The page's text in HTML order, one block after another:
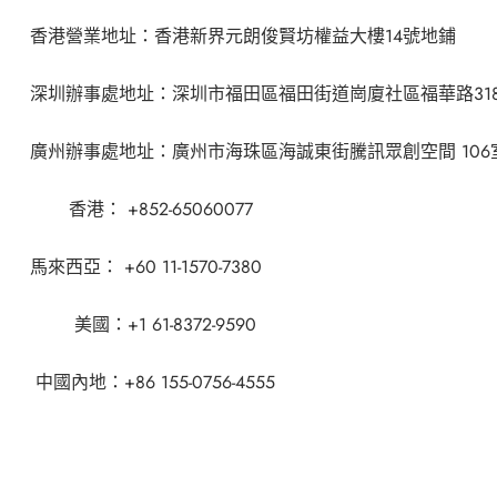
香港營業地址：香港新界元朗俊賢坊權益大樓14號地鋪
深圳辦事處地址：深圳市福田區福田街道崗廈社區福華路
廣州辦事處地址：廣州市海珠區海誠東街騰訊眾創空間 106
香港： +852-65060077
馬來西亞： +60 11-1570-7380
美國： +1 61-8372-9590
中國內地： +86 155-0756-4555